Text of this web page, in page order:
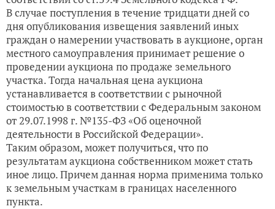
В случае поступления в течение тридцати дней со
дня опубликования извещения заявлений иных
граждан о намерении участвовать в аукционе, орган
местного самоуправления принимает решение о
проведении аукциона по продаже земельного
участка. Тогда начальная цена аукциона
устанавливается в соответствии с рыночной
стоимостью в соответствии с Федеральным законом
от 29.07.1998 г. №135-ФЗ «Об оценочной
деятельности в Российской Федерации».
Таким образом, может получиться, что по
результатам аукциона собственником может стать
иное лицо. Причем данная норма применима только
к земельным участкам в границах населенного
пункта.